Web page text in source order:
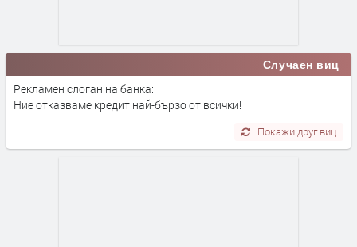
Случаен виц
Рекламен слоган на банка:
Ние отказваме кредит най-бързо от всички!
Покажи друг виц